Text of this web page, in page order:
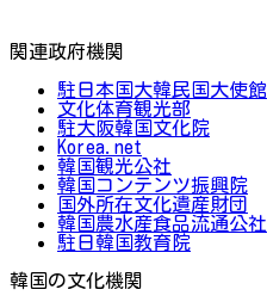
関連政府機関
駐日本国大韓民国大使館
文化体育観光部
駐大阪韓国文化院
Korea.net
韓国観光公社
韓国コンテンツ振興院
国外所在文化遺産財団
韓国農水産食品流通公社
駐日韓国教育院
韓国の文化機関